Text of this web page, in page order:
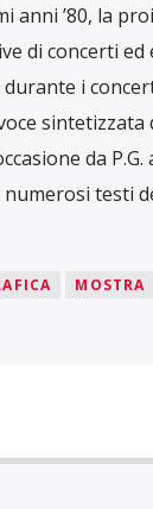
anni ’80, la
di concerti ed
i
sintetizzata
da P.G.
testi
MOSTRA